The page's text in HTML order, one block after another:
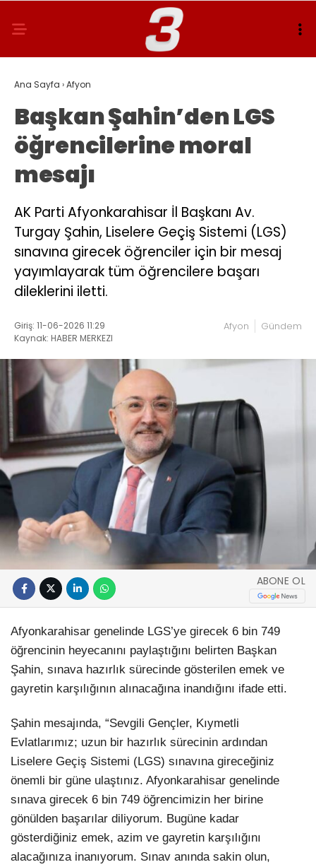
Ana Sayfa ›Afyon
Başkan Şahin’den LGS
öğrencilerine moral
mesajı
AK Parti Afyonkarahisar İl Başkanı Av.
Turgay Şahin, Liselere Geçiş Sistemi (LGS)
sınavına girecek öğrenciler için bir mesaj
yayımlayarak tüm öğrencilere başarı
dileklerini iletti.
Giriş: 11-06-2026 11:29
Kaynak: HABER MERKEZI
Afyon Gündem
ABONE OL
Afyonkarahisar genelinde LGS’ye girecek 6 bin 749
öğrencinin heyecanını paylaştığını belirten Başkan
Şahin, sınava hazırlık sürecinde gösterilen emek ve
gayretin karşılığının alınacağına inandığını ifade etti.
Şahin mesajında, “Sevgili Gençler, Kıymetli
Evlatlarımız; uzun bir hazırlık sürecinin ardından
Liselere Geçiş Sistemi (LGS) sınavına gireceğiniz
önemli bir güne ulaştınız. Afyonkarahisar genelinde
sınava girecek 6 bin 749 öğrencimizin her birine
gönülden başarılar diliyorum. Bugüne kadar
gösterdiğiniz emek, azim ve gayretin karşılığını
alacağınıza inanıyorum. Sınav anında sakin olun,